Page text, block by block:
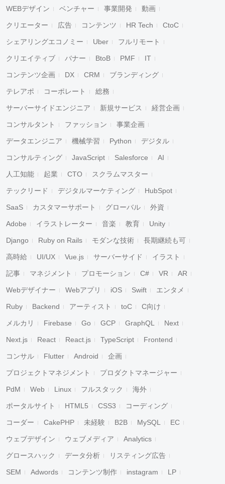
WEBデザイン ベンチャー 事業開発 動画
クリエーター 広告 コンテンツ HR Tech CtoC
シェアリングエコノミー Uber フルリモート
クリエイティブ バナー BtoB PMF IT
コンテンツ企画 DX CRM ブランディング
テレアポ コーポレート 総務
サーバーサイドエンジニア 新規サービス 経営企画
コンサルタント ファッション 事業企画
データエンジニア 機械学習 Python デジタル
コンサルティング JavaScript Salesforce AI
人工知能 起業 CTO スクラムマスター
テックリード デジタルマーケティング HubSpot
SaaS カスタマーサポート グローバル 外資
Adobe イラストレーター 音楽 教育 Unity
Django Ruby on Rails モダンな技術 長期継続も可
高時給 UI/UX Vue.js サーバーサイド イラスト
記事 マネジメント プロモーション C# VR AR
Webデザイナー Webアプリ iOS Swift エンタメ
Ruby Backend アーティスト toC C向け
メルカリ Firebase Go GCP GraphQL Next
Next.js React React.js TypeScript Frontend
コンサル Flutter Android 企画
プロジェクトマネジメント プロダクトマネージャー
PdM Web Linux フルスタック 海外
ポータルサイト HTML5 CSS3 コーディング
コーダー CakePHP 未経験 B2B MySQL EC
ウェブデザイン ウェブメディア Analytics
グロースハック データ分析 リスティング広告
SEM Adwords コンテンツ制作 instagram LP